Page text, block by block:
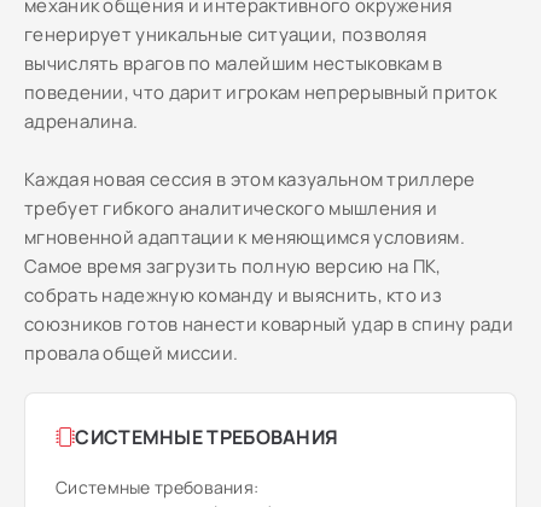
механик общения и интерактивного окружения
генерирует уникальные ситуации, позволяя
вычислять врагов по малейшим нестыковкам в
поведении, что дарит игрокам непрерывный приток
адреналина.
Каждая новая сессия в этом казуальном триллере
требует гибкого аналитического мышления и
мгновенной адаптации к меняющимся условиям.
Самое время загрузить полную версию на ПК,
собрать надежную команду и выяснить, кто из
союзников готов нанести коварный удар в спину ради
провала общей миссии.
СИСТЕМНЫЕ ТРЕБОВАНИЯ
Системные требования: